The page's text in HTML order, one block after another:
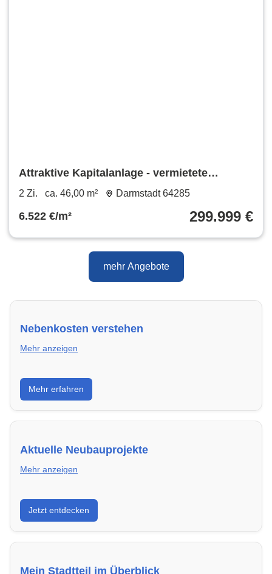
Attraktive Kapitalanlage - vermietete
Gartenwohnung in 1A Lage
2 Zi. ca. 46,00 m² Darmstadt 64285
6.522 €/m² 299.999 €
mehr Angebote
Nebenkosten verstehen
Mehr anzeigen
Erfahre, welche Nebenkosten rechtmäßig sind und
wie du deine monatliche Belastung optimieren
kannst.
Mehr erfahren
Aktuelle Neubauprojekte
Mehr anzeigen
Entdecke Neubauprojekte in Darmstadt – modern,
energieeffizient und sofort bezugsfertig.
Jetzt entdecken
Mein Stadtteil im Überblick